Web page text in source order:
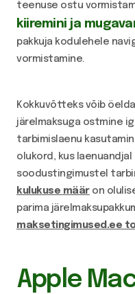
teenuse ostu
kiiremini ja
pakkuja kodulehele
vormistamine.
Kokkuvõtteks võib
järelmaksuga ostmine
tarbimislaenu
olukord, kus laenuandjal
soodustingimustel
kulukuse määron
parima
maksetingimused.ee
Apple